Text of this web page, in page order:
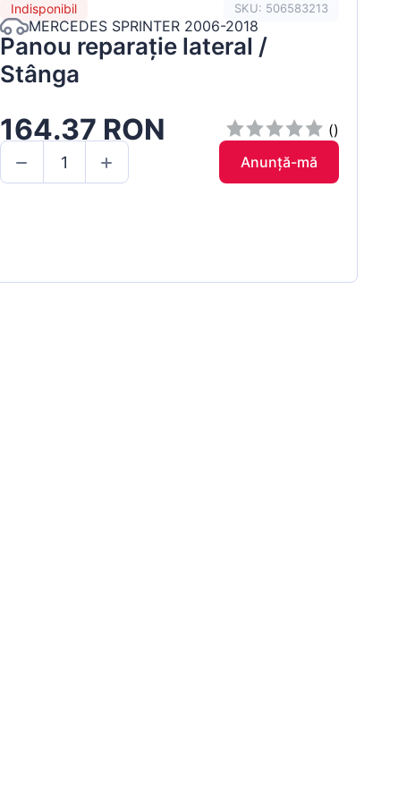
Indisponibil SKU: 506583213
MERCEDES SPRINTER 2006-2018
Panou reparație lateral /
Stânga
164.37 RON
()
Anunță-mă